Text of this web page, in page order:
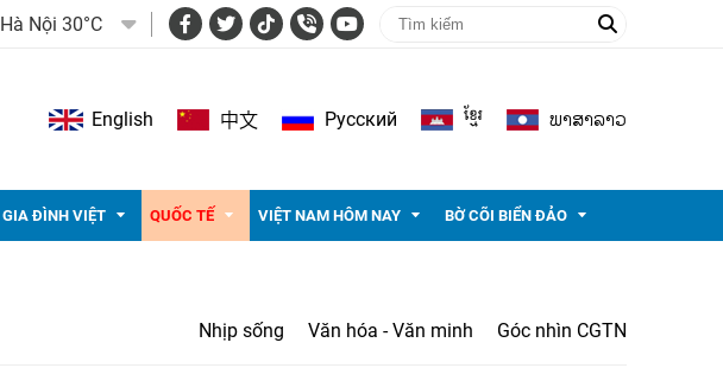
Hà Nội 30°C
English 中文 Pусский ខ្មែរ ພາ​ສາ​ລາວ
GIA ĐÌNH VIỆT QUỐC TẾ VIỆT NAM HÔM NAY BỜ CÕI BIỂN ĐẢO
Nhịp sống Văn hóa - Văn minh Góc nhìn CGTN